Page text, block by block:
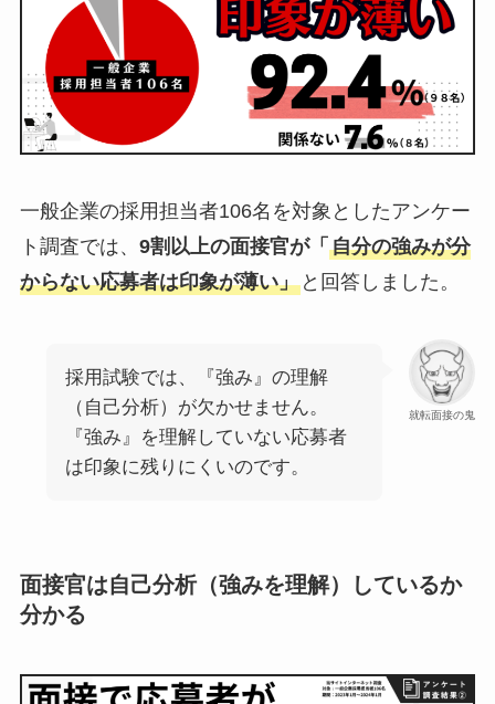
一般企業の採用担当者106名を対象としたアンケー
ト調査では、 9割以上の面接官が「 自分の強みが分
からない応募者は印象が薄い」と回答しました。
就転面接の鬼
採用試験では、『強み』の理解
（自己分析）が欠かせません。
『強み』を理解していない応募者
は印象に残りにくいのです。
面接官は自己分析（強みを理解）しているか
分かる